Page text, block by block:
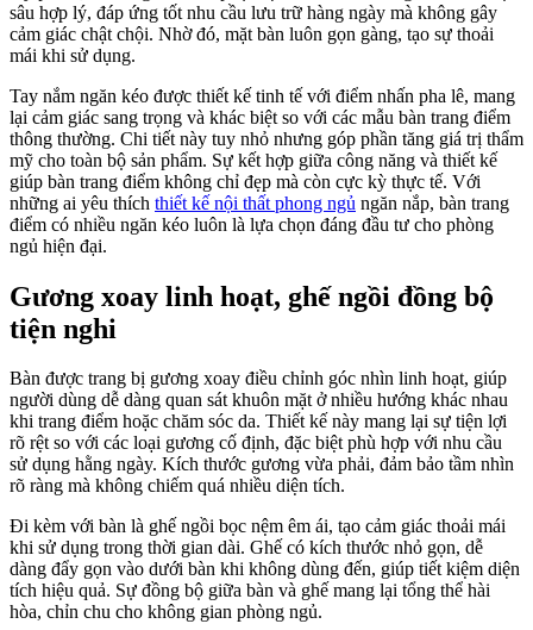
sâu hợp lý, đáp ứng tốt nhu cầu lưu trữ hàng ngày mà không gây
cảm giác chật chội. Nhờ đó, mặt bàn luôn gọn gàng, tạo sự thoải
mái khi sử dụng.
Tay nắm ngăn kéo được thiết kế tinh tế với điểm nhấn pha lê, mang
lại cảm giác sang trọng và khác biệt so với các mẫu bàn trang điểm
thông thường. Chi tiết này tuy nhỏ nhưng góp phần tăng giá trị thẩm
mỹ cho toàn bộ sản phẩm. Sự kết hợp giữa công năng và thiết kế
giúp bàn trang điểm không chỉ đẹp mà còn cực kỳ thực tế. Với
những ai yêu thích thiết kế nội thất phong ngủ ngăn nắp, bàn trang
điểm có nhiều ngăn kéo luôn là lựa chọn đáng đầu tư cho phòng
ngủ hiện đại.
Gương xoay linh hoạt, ghế ngồi đồng bộ
tiện nghi
Bàn được trang bị gương xoay điều chỉnh góc nhìn linh hoạt, giúp
người dùng dễ dàng quan sát khuôn mặt ở nhiều hướng khác nhau
khi trang điểm hoặc chăm sóc da. Thiết kế này mang lại sự tiện lợi
rõ rệt so với các loại gương cố định, đặc biệt phù hợp với nhu cầu
sử dụng hằng ngày. Kích thước gương vừa phải, đảm bảo tầm nhìn
rõ ràng mà không chiếm quá nhiều diện tích.
Đi kèm với bàn là ghế ngồi bọc nệm êm ái, tạo cảm giác thoải mái
khi sử dụng trong thời gian dài. Ghế có kích thước nhỏ gọn, dễ
dàng đẩy gọn vào dưới bàn khi không dùng đến, giúp tiết kiệm diện
tích hiệu quả. Sự đồng bộ giữa bàn và ghế mang lại tổng thể hài
hòa, chỉn chu cho không gian phòng ngủ.